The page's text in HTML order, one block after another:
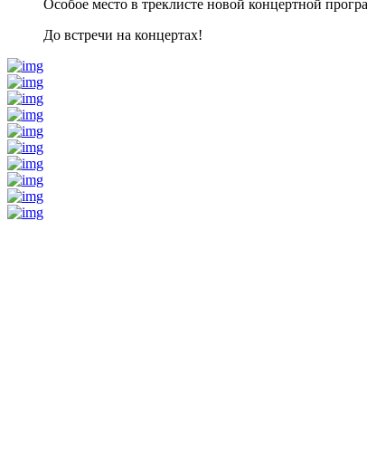
Особое место в треклисте новой концертной
До встречи на концертах!